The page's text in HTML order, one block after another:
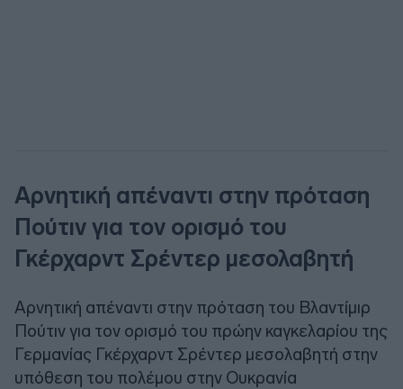
Αρνητική απέναντι στην πρόταση
Πούτιν για τον ορισμό του
Γκέρχαρντ Σρέντερ μεσολαβητή
Αρνητική απέναντι στην πρόταση του Βλαντίμιρ
Πούτιν για τον ορισμό του πρώην καγκελαρίου της
Γερμανίας Γκέρχαρντ Σρέντερ μεσολαβητή στην
υπόθεση του πολέμου στην Ουκρανία